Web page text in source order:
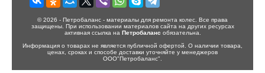
© 2026 - Петробаланс - материалы для ремонта колес. Все права
защищены. При использовании материалов сайта на других ресурсах
активная ссылка на Петробаланс обязательна.
Информация о товарах не является публичной офертой. О наличии товара,
ценах, сроках и способе доставки уточняйте у менеджеров
ООО"Петробаланс".